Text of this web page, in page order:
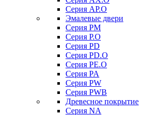
Серия AP.O
Эмалевые двери
Серия PM
Серия P.O
Серия PD
Серия PD.O
Серия PE.O
Серия PA
Серия PW
Серия PWB
Древесное покрытие
Серия NA